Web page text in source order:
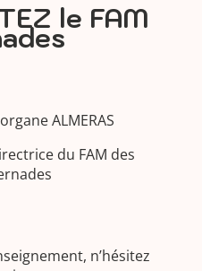
le FAM
ALMERAS
du FAM des
n’hésitez